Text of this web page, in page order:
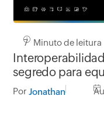
7 Minuto de leitura
segredo para
produtivas e
Por Jonathan